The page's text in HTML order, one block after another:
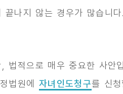
끝나지 않는 경우가 많습니
법적으로 매우 중요한 사안
법원에 자녀인도청구를 신